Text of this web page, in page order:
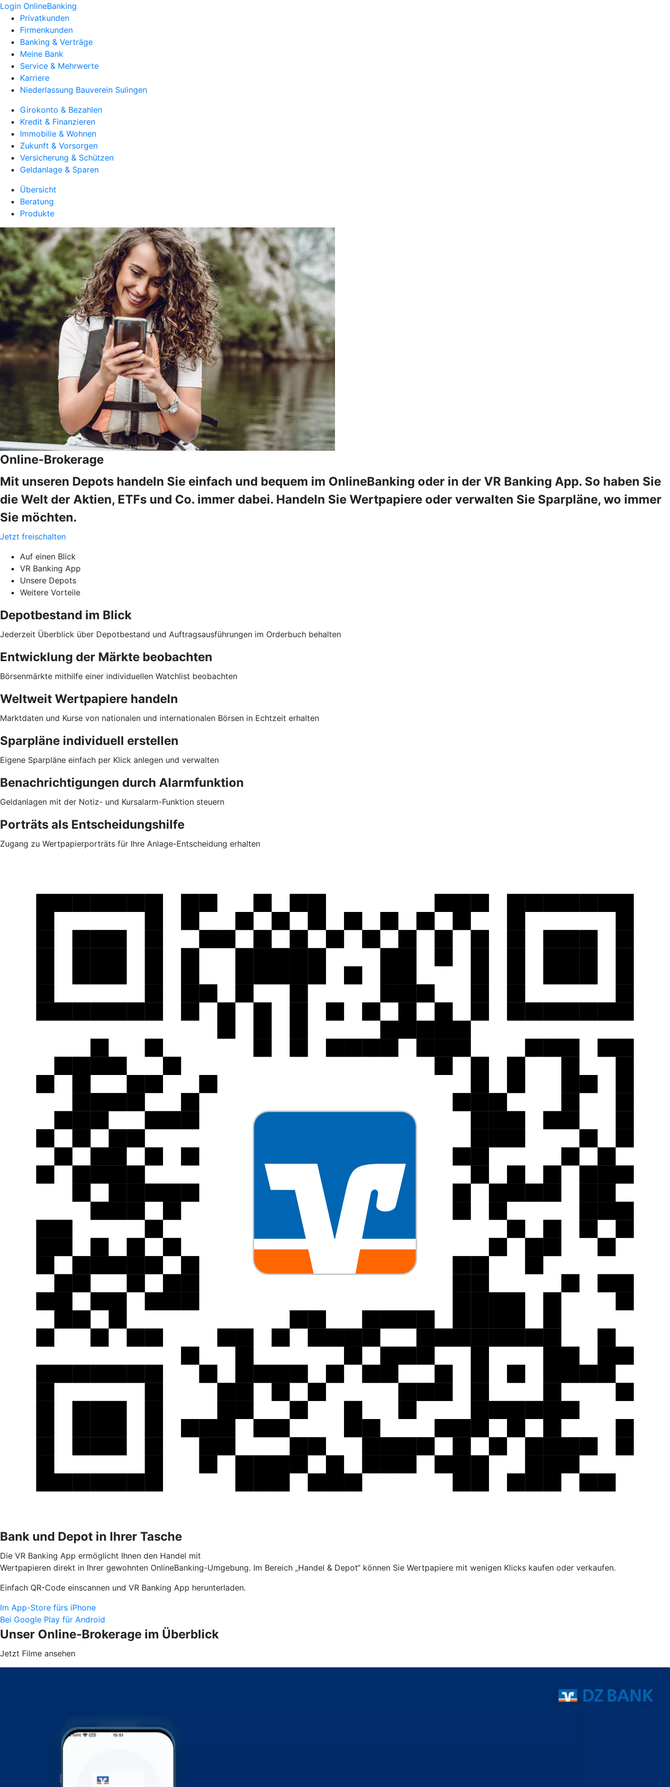
Login OnlineBanking
Privatkunden
Firmenkunden
Banking & Verträge
Meine Bank
Service & Mehrwerte
Karriere
Niederlassung Bauverein Sulingen
Girokonto & Bezahlen
Kredit & Finanzieren
Immobilie & Wohnen
Zukunft & Vorsorgen
Versicherung & Schützen
Geldanlage & Sparen
Übersicht
Beratung
Produkte
Online-Brokerage
Mit unseren Depots handeln Sie einfach und bequem im OnlineBanking oder in der VR Banking App. So haben Sie
die Welt der Aktien, ETFs und Co. immer dabei. Handeln Sie Wertpapiere oder verwalten Sie Sparpläne, wo immer
Sie möchten.
Jetzt freischalten
Auf einen Blick
VR Banking App
Unsere Depots
Weitere Vorteile
Depotbestand im Blick
Jederzeit Überblick über Depotbestand und Auftragsausführungen im Orderbuch behalten
Entwicklung der Märkte beobachten
Börsenmärkte mithilfe einer individuellen Watchlist beobachten
Weltweit Wertpapiere handeln
Marktdaten und Kurse von nationalen und internationalen Börsen in Echtzeit erhalten
Sparpläne individuell erstellen
Eigene Sparpläne einfach per Klick anlegen und verwalten
Benachrichtigungen durch Alarmfunktion
Geldanlagen mit der Notiz- und Kursalarm-Funktion steuern
Porträts als Entscheidungshilfe
Zugang zu Wertpapierporträts für Ihre Anlage-Entscheidung erhalten
Bank und Depot in Ihrer Tasche
Die VR Banking App ermöglicht Ihnen den Handel mit
Wertpapieren direkt in Ihrer gewohnten OnlineBanking-Umgebung. Im Bereich „Handel & Depot“ können Sie Wertpapiere mit wenigen Klicks kaufen oder verkaufen.
Einfach QR-Code einscannen und VR Banking App herunterladen.
Im App-Store fürs iPhone
Bei Google Play für Android
Unser Online-Brokerage im Überblick
Jetzt Filme ansehen